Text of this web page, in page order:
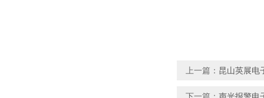
上一篇： 昆山英展电